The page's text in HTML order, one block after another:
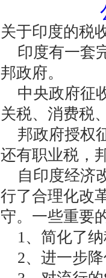
关于印度的税
印度有一套
邦政府。
中央政府征
关税、消费税
邦政府授权
还有职业税，
自印度经济
行了合理化改
守。一些重要
1、简化了纳
2、进一步降